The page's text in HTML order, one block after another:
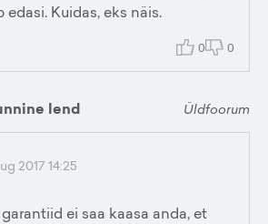
edasi. Kuidas, eks näis.
0 0
lend Üldfoorum
2017 14:25
ei saa kaasa anda, et